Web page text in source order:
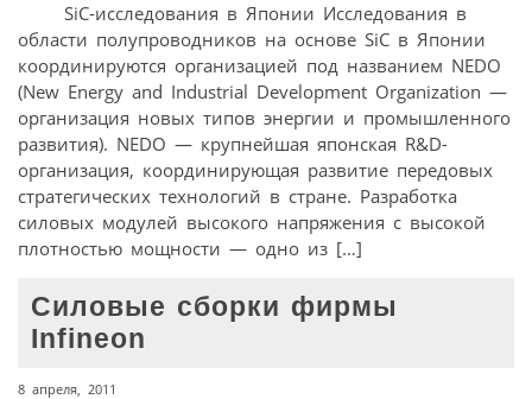
SiC-исследования в Японии Исследования в
области полупроводников на основе SiC в Японии
координируются организацией под названием NEDO
(New Energy and Industrial Development Organization —
организация новых типов энергии и промышленного
развития). NEDO — крупнейшая японская R&D-
организация, координирующая развитие передовых
стратегических технологий в стране. Разработка
силовых модулей высокого напряжения с высокой
плотностью мощности — одно из […]
Силовые сборки фирмы
Infineon
8 апреля, 2011